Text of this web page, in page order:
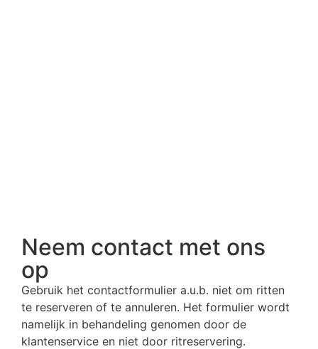
Neem contact met ons
op
Gebruik het contactformulier a.u.b. niet om ritten
te reserveren of te annuleren. Het formulier wordt
namelijk in behandeling genomen door de
klantenservice en niet door ritreservering.